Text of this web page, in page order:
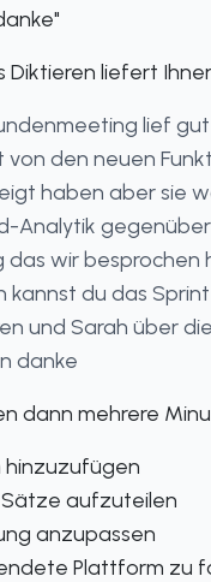
Diktieren liefert
lief gut
den neuen
haben aber sie
Analytik
wir besprochen
kannst du das
und Sarah über
danke
dann mehrere
aufzuteilen
anzupassen
Plattform zu